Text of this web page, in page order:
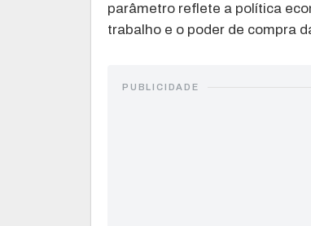
parâmetro reflete a política
trabalho e o poder de compra
PUBLICIDADE